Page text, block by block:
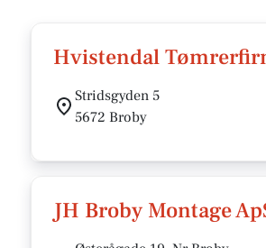
Hvistendal
Stridsgyden 5
5672 Broby
JH Broby Montage